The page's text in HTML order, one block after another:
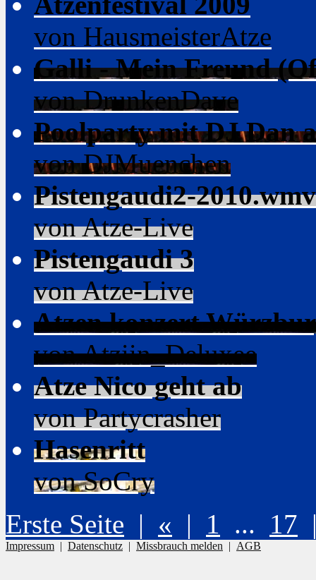
von HausmeisterAtze
Galli - Mein Freund
von DrunkenDave
Poolparty mit DJ Dan
von DJMuenchen
Pistengaudi2-2010.wmv
von Atze-Live
Pistengaudi 3
von Atze-Live
Atzen konzert
von Atziin_Deluxee
Atze Nico geht ab
von Partycrasher
Hasenritt
von SoCry
Erste Seite | « | 1 ... 17
Impressum | Datenschutz | Missbrauch melden | AGB